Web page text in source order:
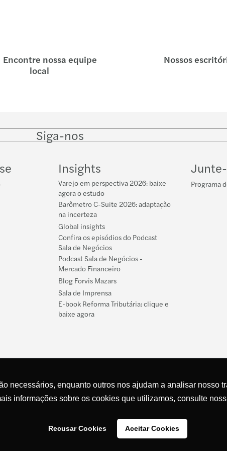
necessários, enquanto outros nos ajudam a analisar nosso
informações sobre os cookies que utilizamos, consulte
Recusar Cookies Aceitar Cookies
Encontre nossa equipe
local
Nossos
Siga-nos
on
InstagramFacebook
on
Insights
Varejo em perspectiva 2026: baixe
agora o estudo
Barômetro C-Suite 2026: adaptação
na incerteza
Global insights
Confira os episódios do Podcast
Sala de Negócios
Podcast Sala de Negócios -
Mercado Financeiro
Blog Forvis Mazars
Sala de Imprensa
E-book Reforma Tributária: clique e
baixe agora
Programa